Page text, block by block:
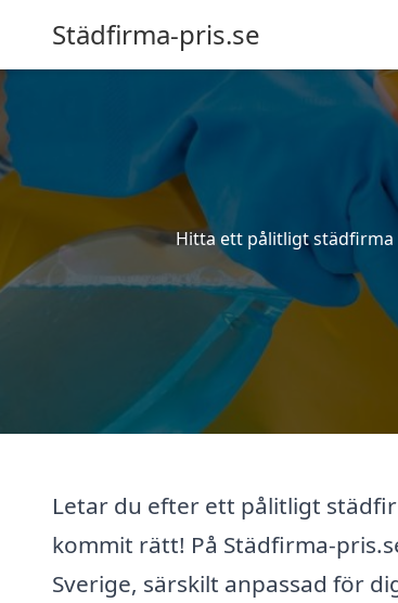
Städfirma-pris.se
Hitta ett pålitligt städfirma
Letar du efter ett pålitligt
kommit rätt! På Städfirma-
Sverige, särskilt anpassad för